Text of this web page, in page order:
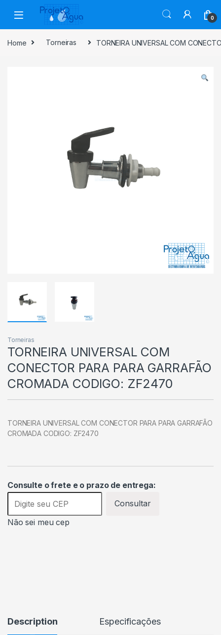
Skip to navigation
Skip to content
0
Home Torneiras TORNEIRA UNIVERSAL COM
Torneiras
TORNEIRA UNIVERSAL COM
CONECTOR PARA PARA GARRAFÃO
CROMADA CODIGO: ZF2470
TORNEIRA UNIVERSAL COM CONECTOR PARA PARA GARRAFÃO
CROMADA CODIGO: ZF2470
Consulte o frete e o prazo de entrega:
Consultar
Não sei meu cep
Description Especificações